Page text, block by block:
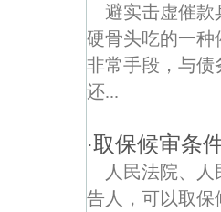
避实击虚催
硬骨头吃的一
非常手段，与债
还...
·取保候审条
人民法院、
告人，可以取